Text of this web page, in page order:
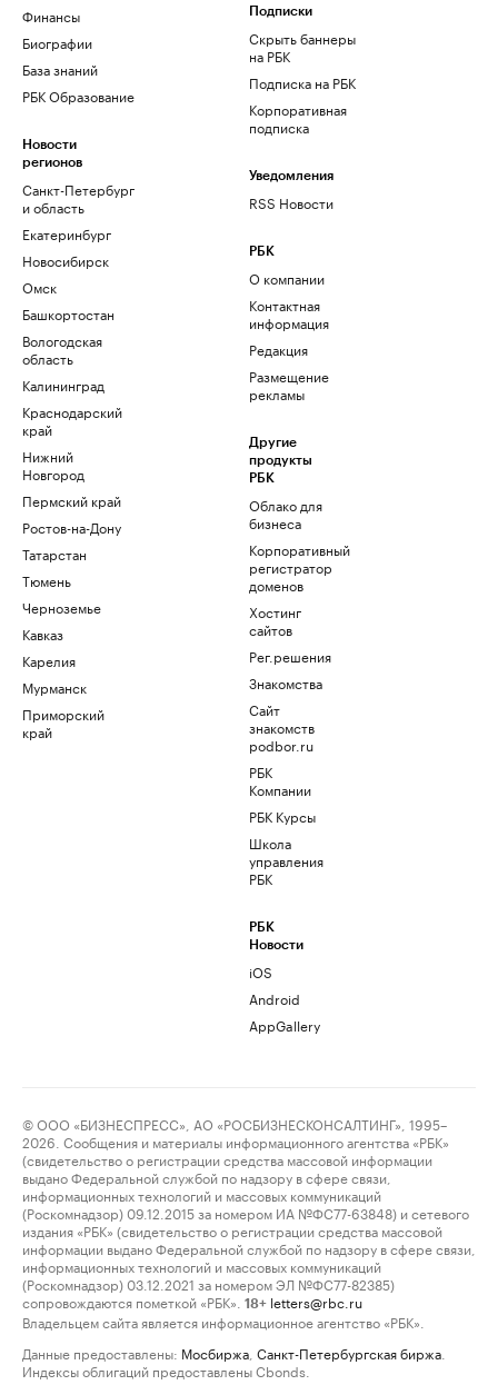
Финансы
Биографии
База знаний
РБК Образование
Новости
регионов
Санкт-Петербург
и область
Екатеринбург
Новосибирск
Омск
Башкортостан
Вологодская
область
Калининград
Краснодарский
край
Нижний
Новгород
Пермский край
Ростов-на-Дону
Татарстан
Тюмень
Черноземье
Кавказ
Карелия
Мурманск
Приморский
край
Подписки
Скрыть баннеры
на РБК
Подписка на РБК
Корпоративная
подписка
Уведомления
RSS Новости
РБК
О компании
Контактная
информация
Редакция
Размещение
рекламы
Другие
продукты
РБК
Облако для
бизнеса
Корпоративный
регистратор
доменов
Хостинг
сайтов
Рег.решения
Знакомства
Сайт
знакомств
podbor.ru
РБК
Компании
РБК Курсы
Школа
управления
РБК
РБК
Новости
iOS
Android
AppGallery
© ООО «БИЗНЕСПРЕСС», АО «РОСБИЗНЕСКОНСАЛТИНГ», 1995–
2026. Сообщения и материалы информационного агентства «РБК»
(свидетельство о регистрации средства массовой информации
выдано Федеральной службой по надзору в сфере связи,
информационных технологий и массовых коммуникаций
(Роскомнадзор) 09.12.2015 за номером ИА №ФС77-63848) и сетевого
издания «РБК» (свидетельство о регистрации средства массовой
информации выдано Федеральной службой по надзору в сфере связи,
информационных технологий и массовых коммуникаций
(Роскомнадзор) 03.12.2021 за номером ЭЛ №ФС77-82385)
сопровождаются пометкой «РБК».
18+ letters@rbc.ru
Владельцем сайта является информационное агентство «РБК».
Данные предоставлены: Мосбиржа Санкт-Петербургская биржа
Индексы облигаций предоставлены Cbonds.